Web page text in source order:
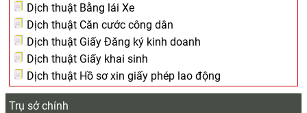
Dịch thuật Bằng lái Xe
Dịch thuật Căn cước công dân
Dịch thuật Giấy Đăng ký kinh doanh
Dịch thuật Giấy khai sinh
Dịch thuật Hồ sơ xin giấy phép lao động
Trụ sở chính